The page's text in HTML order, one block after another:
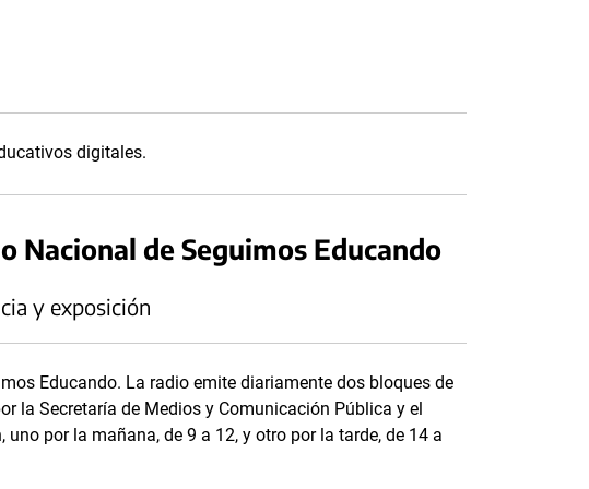
digitales.
Nacional de Seguimos Educando
y exposición
Educando. La radio emite diariamente dos bloques de
la Secretaría de Medios y Comunicación Pública y el
por la mañana, de 9 a 12, y otro por la tarde, de 14 a